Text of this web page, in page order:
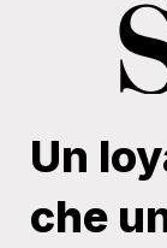
Un
che